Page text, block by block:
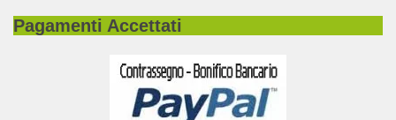
Pagamenti Accettati